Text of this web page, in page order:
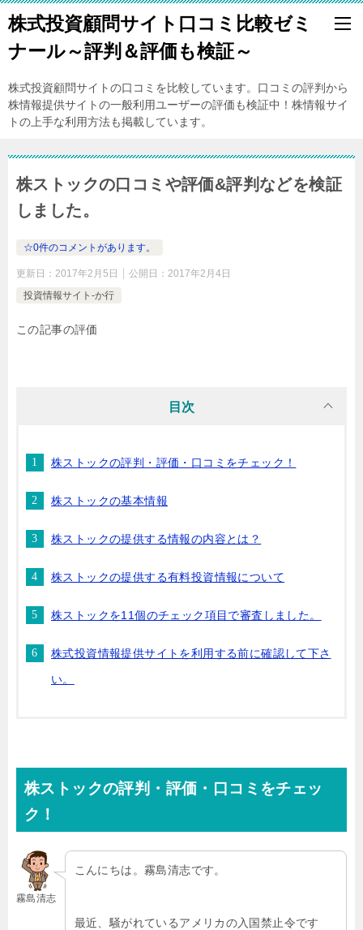
株式投資顧問サイト口コミ比較ゼミ
ナール～評判＆評価も検証～
株式投資顧問サイトの口コミを比較しています。口コミの評判から
株情報提供サイトの一般利用ユーザーの評価も検証中！株情報サイ
トの上手な利用方法も掲載しています。
株ストックの口コミや評価&評判などを検証
しました。
☆0件のコメントがあります。
更新日： 2017年2月5日 公開日： 2017年2月4日
投資情報サイト-か行
この記事の評価
目次
株ストックの評判・評価・口コミをチェック！
株ストックの基本情報
株ストックの提供する情報の内容とは？
株ストックの提供する有料投資情報について
株ストックを11個のチェック項目で審査しました。
株式投資情報提供サイトを利用する前に確認して下さ
い。
株ストックの評判・評価・口コミをチェッ
ク！
霧島清志
こんにちは。霧島清志です。
最近、騒がれているアメリカの入国禁止令です